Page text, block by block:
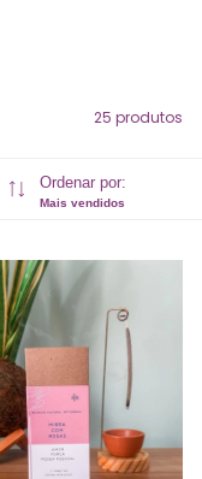
25 produtos
Ordenar por:
Mais vendidos